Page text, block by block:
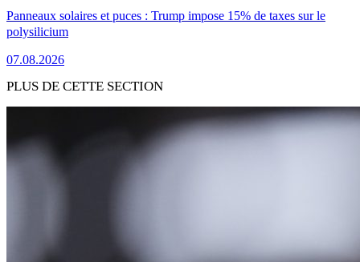
Panneaux solaires et puces : Trump impose 15% de taxes sur le
polysilicium
07.08.2026
PLUS DE CETTE SECTION